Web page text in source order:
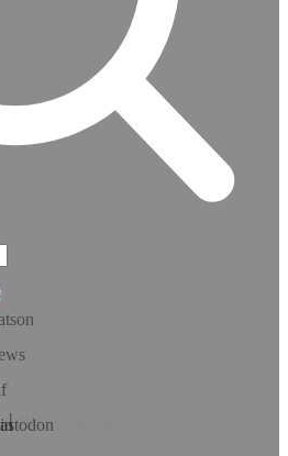
Hol dir die App!